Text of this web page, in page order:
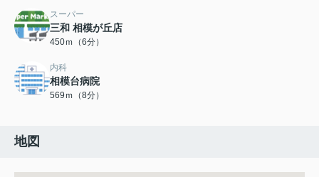
スーパー
三和 相模が丘店
450ｍ（6分）
内科
相模台病院
569ｍ（8分）
地図